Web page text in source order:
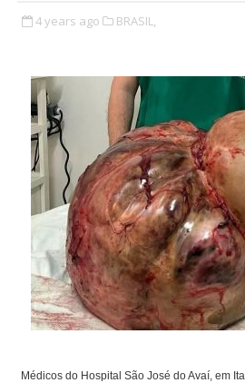
4 years ago BRASIL,
Médicos do Hospital São José do Avaí, em